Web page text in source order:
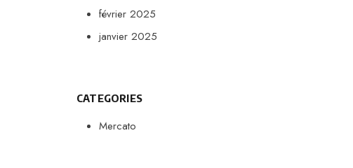
février 2025
janvier 2025
CATEGORIES
Mercato